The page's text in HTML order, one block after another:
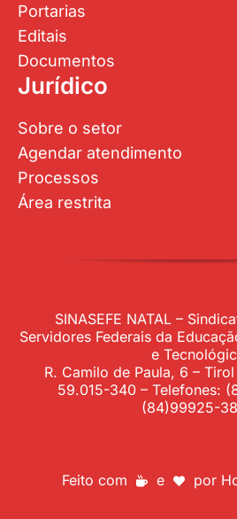
Portarias
Editais
Documentos
Jurídico
Sobre o setor
Agendar atendimento
Processos
Área restrita
SINASEFE NATAL –
Servidores Federais da
e
R. Camilo de Paula, 6 –
59.015-340 – Telefones:
(84)99925-
Feito com e por